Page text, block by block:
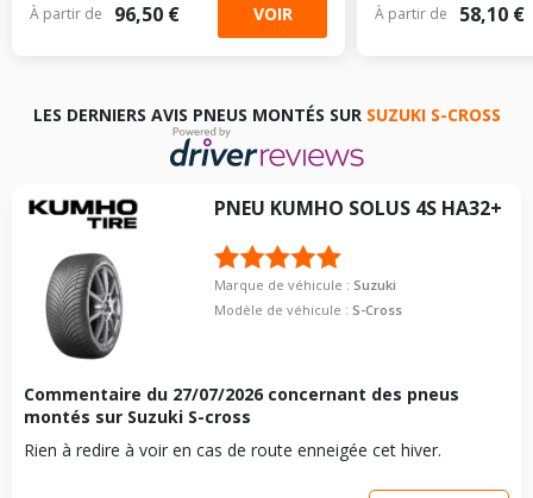
À partir de 96,50 € VOIR À partir de 58,10 €
LES DERNIERS AVIS PNEUS MONTÉS SUR SUZUKI S-CROSS
PNEU KUMHO SOLUS 4S HA32+
Marque de véhicule : Suzuki
Modèle de véhicule : S-Cross
Commentaire du 27/07/2026 concernant des pneus
montés sur Suzuki S-cross
Rien à redire à voir en cas de route enneigée cet hiver.